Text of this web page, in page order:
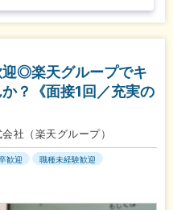
迎◎楽天グループでキ
？《面接1回／充実の
社（楽天グループ）
歓迎
職種未経験歓迎